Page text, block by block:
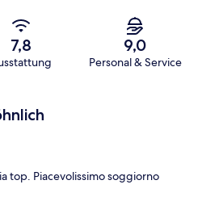
7,8 9,0
Personal & Service
top. Piacevolissimo soggiorno